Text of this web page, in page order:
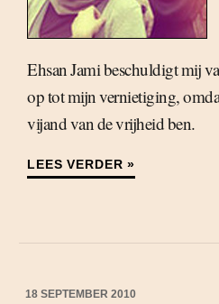
Ehsan Jami beschuldigt mij
op tot mijn vernietiging,
vijand van de vrijheid ben.
LEES VERDER »
18 SEPTEMBER 2010